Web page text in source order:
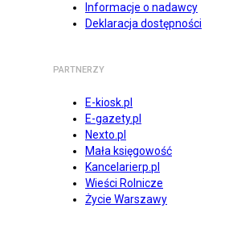
Informacje o nadawcy
Deklaracja dostępności
PARTNERZY
E-kiosk.pl
E-gazety.pl
Nexto.pl
Mała księgowość
Kancelarierp.pl
Wieści Rolnicze
Życie Warszawy